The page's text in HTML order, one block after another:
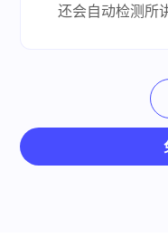
还会自动检测所